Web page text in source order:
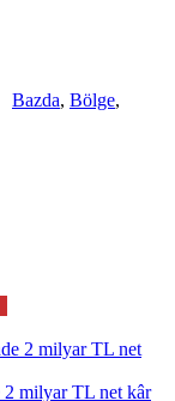
Bazda, Bölge,
2 milyar TL net kâr